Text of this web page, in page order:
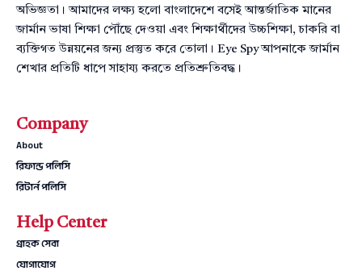
অভিজ্ঞতা। আমাদের লক্ষ্য হলো বাংলাদেশে বসেই আন্তর্জাতিক মানের
জার্মান ভাষা শিক্ষা পৌঁছে দেওয়া এবং শিক্ষার্থীদের উচ্চশিক্ষা, চাকরি বা
ব্যক্তিগত উন্নয়নের জন্য প্রস্তুত করে তোলা। Eye Spy আপনাকে জার্মান
শেখার প্রতিটি ধাপে সাহায্য করতে প্রতিশ্রুতিবদ্ধ।
Company
About
রিফান্ড পলিসি
রিটার্ন পলিসি
Help Center
গ্রাহক সেবা
যোগাযোগ